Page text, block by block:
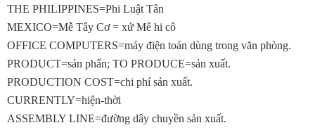
THE PHILIPPINES=Phi Luật Tân
MEXICO=Mễ Tây Cơ = xứ Mê hi cô
OFFICE COMPUTERS=máy điện toán dùng trong văn phòng.
PRODUCT=sản phẩn; TO PRODUCE=sản xuất.
PRODUCTION COST=chi phí sản xuất.
CURRENTLY=hiện-thời
ASSEMBLY LINE=đường dây chuyền sản xuất.